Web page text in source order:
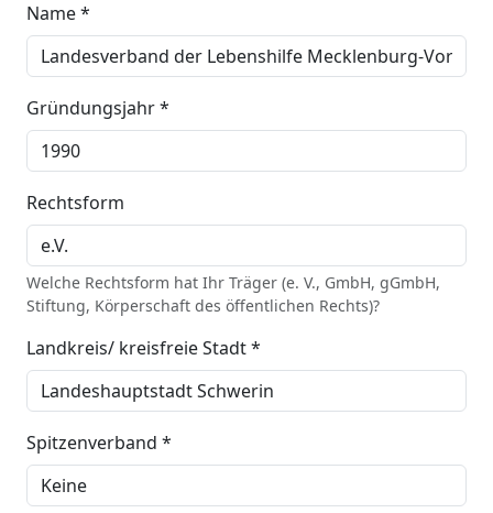
Name *
Gründungsjahr *
Rechtsform
Welche Rechtsform hat Ihr Träger (e. V., GmbH, gGmbH,
Stiftung, Körperschaft des öffentlichen Rechts)?
Landkreis/ kreisfreie Stadt *
Spitzenverband *